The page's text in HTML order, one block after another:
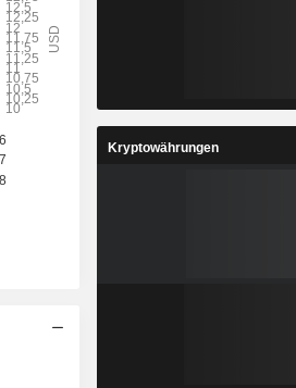
Kryptowährungen